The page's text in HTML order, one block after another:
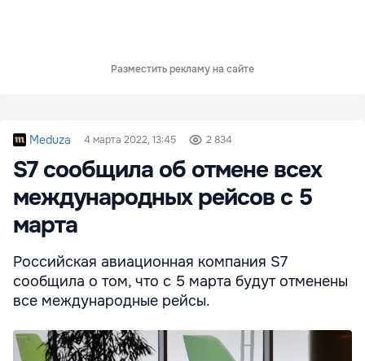
Разместить рекламу на сайте
Meduza 4 марта 2022, 13:45 2 834
S7 сообщила об отмене всех
международных рейсов с 5
марта
Российская авиационная компания S7
сообщила о том, что с 5 марта будут отменены
все международные рейсы.